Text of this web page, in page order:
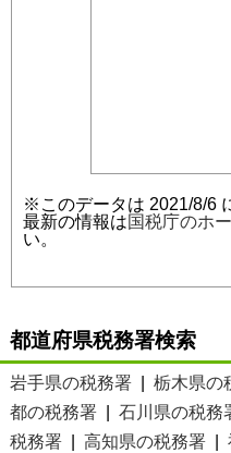
※このデータは 2021/8/6
最新の情報は国税庁のホ
い。
都道府県税務署検索
岩手県の税務署| 栃木県の
都の税務署| 石川県の税務
税務署| 高知県の税務署|